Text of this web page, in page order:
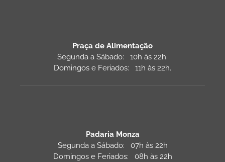
Praça de Alimentação
Segunda a Sábado: 10h às 22h.
Domingos e Feriados: 11h às 22h.
Padaria Monza
Segunda a Sábado: 07h às 22h
Domingos e Feriados: 08h às 22h